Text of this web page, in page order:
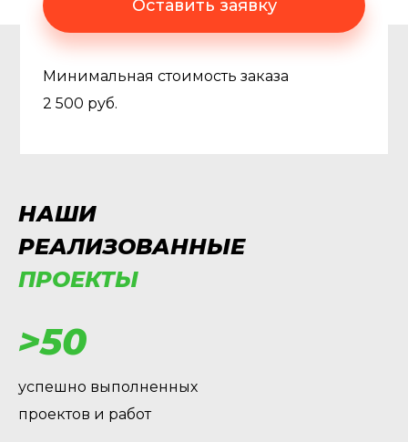
Оставить заявку
Минимальная стоимость заказа
2 500 руб.
НАШИ
РЕАЛИЗОВАННЫЕ
ПРОЕКТЫ
>50
успешно выполненных
проектов и работ